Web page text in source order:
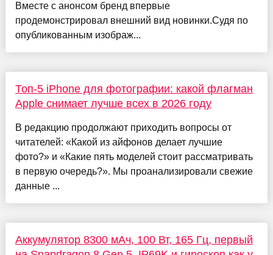
Вместе с анонсом бренд впервые
продемонстрировал внешний вид новинки.Судя по
опубликованным изображ...
Топ-5 iPhone для фотографии: какой флагман
Apple снимает лучше всех в 2026 году
В редакцию продолжают приходить вопросы от
читателей: «Какой из айфонов делает лучшие
фото?» и «Какие пять моделей стоит рассматривать
в первую очередь?». Мы проанализировали свежие
данные ...
Аккумулятор 8300 мАч, 100 Вт, 165 Гц, первый